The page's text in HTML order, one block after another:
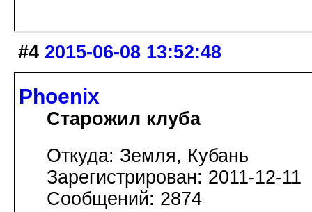
#4 2015-06-08 13:52:48
Phoenix
Старожил клуба
Откуда: Земля, Кубань
Зарегистрирован: 2011-12-11
Сообщений: 2874